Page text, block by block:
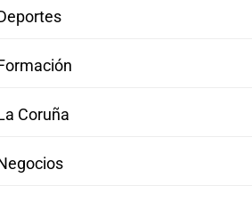
Coruña